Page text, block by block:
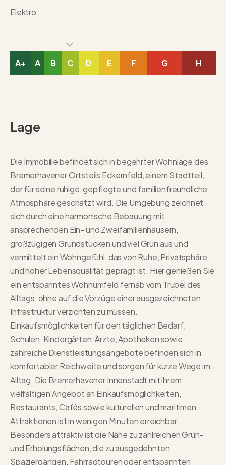
Elektro
A+ A B C D E F G H
Lage
Die Immobilie befindet sich in begehrter Wohnlage des
Bremerhavener Ortsteils Eckernfeld, einem Stadtteil,
der für seine ruhige, gepflegte und familienfreundliche
Atmosphäre geschätzt wird. Die Umgebung zeichnet
sich durch eine harmonische Bebauung mit
ansprechenden Ein- und Zweifamilienhäusern,
großzügigen Grundstücken und viel Grün aus und
vermittelt ein Wohngefühl, das von Ruhe, Privatsphäre
und hoher Lebensqualität geprägt ist. Hier genießen Sie
ein entspanntes Wohnumfeld fernab vom Trubel des
Alltags, ohne auf die Vorzüge einer ausgezeichneten
Infrastruktur verzichten zu müssen.
Einkaufsmöglichkeiten für den täglichen Bedarf,
Schulen, Kindergärten, Ärzte, Apotheken sowie
zahlreiche Dienstleistungsangebote befinden sich in
komfortabler Reichweite und sorgen für kurze Wege im
Alltag. Die Bremerhavener Innenstadt mit ihrem
vielfältigen Angebot an Einkaufsmöglichkeiten,
Restaurants, Cafés sowie kulturellen und maritimen
Attraktionen ist in wenigen Minuten erreichbar.
Besonders attraktiv ist die Nähe zu zahlreichen Grün-
und Erholungsflächen, die zu ausgedehnten
Spaziergängen, Fahrradtouren oder entspannten